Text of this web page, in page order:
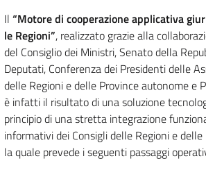
Il “Motore di cooperazione applicativa
le Regioni”, realizzato grazie alla
del Consiglio dei Ministri, Senato della
Deputati, Conferenza dei Presidenti delle
delle Regioni e delle Province autonome e
è infatti il risultato di una soluzione
principio di una stretta integrazione
informativi dei Consigli delle Regioni e
la quale prevede i seguenti passaggi